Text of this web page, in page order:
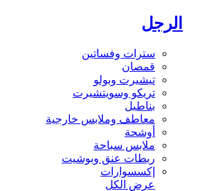
الرجل
سترات وفساتين
قمصان
تيشيرت وبولو
تريكو وسويتشيرت
بناطيل
معاطف وملابس خارجية
أوشحة
ملابس سباحة
ربطات عنق وبوشيت
إكسسوارات
عرض الكل